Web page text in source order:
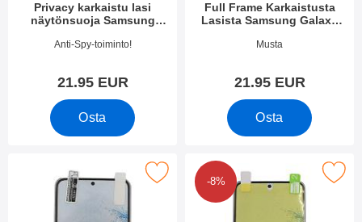
Privacy karkaistu lasi
näytönsuoja Samsung
Tuote.nro 50393
Anti-Spy-toiminto!
21.95 EUR
Osta
Full Frame Karkaistusta
Lasista Samsung Galaxy
Tuote.nro 43073
Musta
21.95 EUR
Osta
näytönsuoja Samsung Galaxy S22 5G suosikiksi
-8%
Merkitse full Screen Näytönsuoja